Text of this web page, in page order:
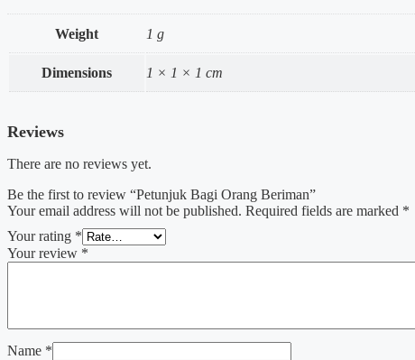
Weight 1 g
Dimensions 1 × 1 × 1 cm
Reviews
There are no reviews yet.
Be the first to review “Petunjuk Bagi Orang Beriman”
Your email address will not be published. Required fields are marked *
Your rating *
Your review *
Name *